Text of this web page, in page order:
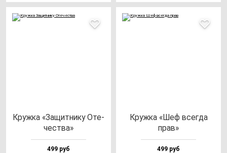
Круж­ка «Защит­ни­ку Оте­
чес­тва»
499 руб
Круж­ка «Шеф всег­да
прав»
499 руб